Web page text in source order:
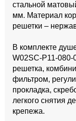
стальной
мм. Материал
решетки –
В комплекте
W02SC-P11-080-
решетка,
фильтром,
прокладка,
легкого снятия
крепежа.